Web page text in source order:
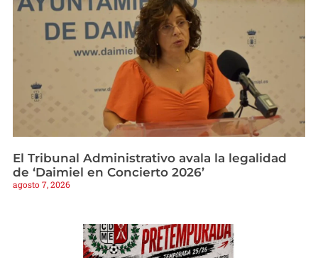
El Tribunal Administrativo avala la legalidad
de ‘Daimiel en Concierto 2026’
agosto 7, 2026